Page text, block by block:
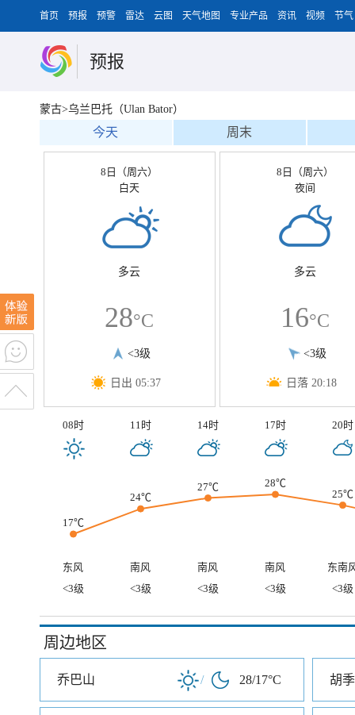
首页 预报 预警 雷达 云图 天气地图 专业产品 资讯 视频 节气
预报
蒙古>乌兰巴托（Ulan Bator）
今天 周末
8日（周六）
白天
多云
28°C
<3级
日出 05:37
8日（周六）
夜间
多云
16°C
<3级
日落 20:18
08时 11时 14时 17时 20时
17℃
24℃
27℃
28℃
25℃
东风 南风 南风 南风
东南
<3级
<3级 <3级 <3级 <3级
周边地区
乔巴山 / 28/17°C 胡